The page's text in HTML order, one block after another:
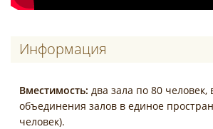
Информация
Вместимость: два зала по 80 человек,
объединения залов в единое
человек).